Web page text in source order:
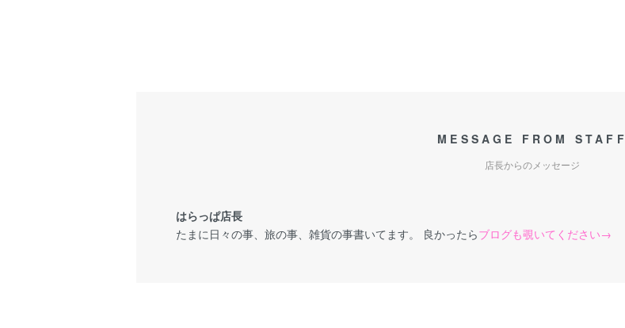
MESSAGE FROM STAFF
店長からのメッセージ
はらっぱ店長
たまに日々の事、旅の事、雑貨の事書いてます。 良かったらブログも覗いてください→